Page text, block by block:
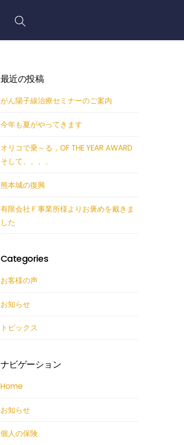
最近の投稿
がん陽子線治療セミナーのご案内
今年も夏がやってきます
オリコで乗～る，OF THE YEAR AWARD
そして、、、、
熊本城の復興
有限会社Ｆ事業所様よりお褒めを戴きま
した
Categories
お客様の声
お知らせ
トピックス
ナビゲーション
Home
お知らせ
個人の保険